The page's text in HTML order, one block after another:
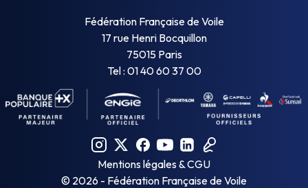
Fédération Française de Voile
17 rue Henri Bocquillon
75015 Paris
Tel : 01 40 60 37 00
Mentions légales & CGU
© 2026 - Fédération Française de Voile